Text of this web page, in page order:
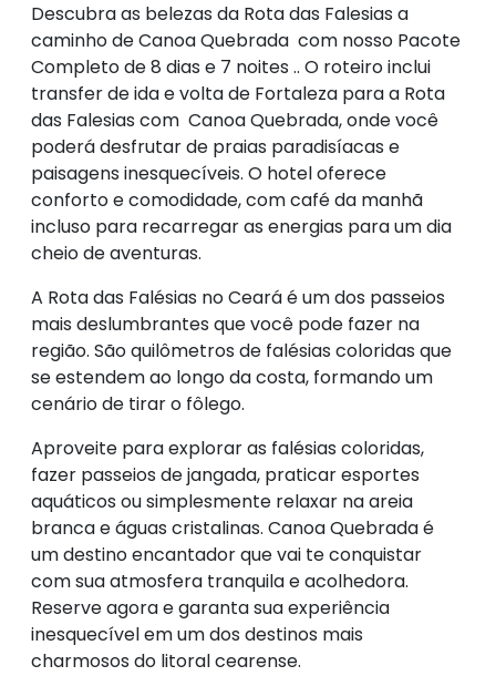
Descubra as belezas da Rota das Falesias a
caminho de Canoa Quebrada com nosso Pacote
Completo de 8 dias e 7 noites .. O roteiro inclui
transfer de ida e volta de Fortaleza para a Rota
das Falesias com Canoa Quebrada, onde você
poderá desfrutar de praias paradisíacas e
paisagens inesquecíveis. O hotel oferece
conforto e comodidade, com café da manhã
incluso para recarregar as energias para um dia
cheio de aventuras.
A Rota das Falésias no Ceará é um dos passeios
mais deslumbrantes que você pode fazer na
região. São quilômetros de falésias coloridas que
se estendem ao longo da costa, formando um
cenário de tirar o fôlego.
Aproveite para explorar as falésias coloridas,
fazer passeios de jangada, praticar esportes
aquáticos ou simplesmente relaxar na areia
branca e águas cristalinas. Canoa Quebrada é
um destino encantador que vai te conquistar
com sua atmosfera tranquila e acolhedora.
Reserve agora e garanta sua experiência
inesquecível em um dos destinos mais
charmosos do litoral cearense.